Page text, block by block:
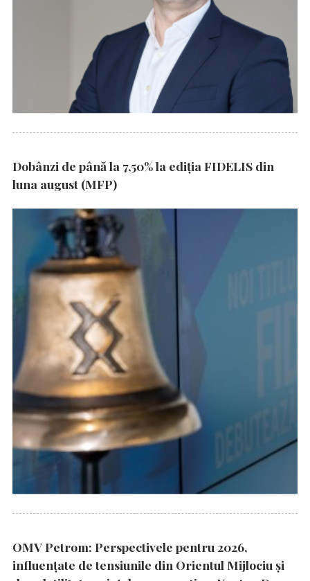
Dobânzi de până la 7,50% la ediția FIDELIS din
luna august (MFP)
OMV Petrom: Perspectivele pentru 2026,
influențate de tensiunile din Orientul Mijlociu și